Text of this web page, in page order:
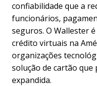
confiabilidade que a
funcionários,
seguros. O Wallester
crédito virtuais na
organizações
solução de cartão
expandida.